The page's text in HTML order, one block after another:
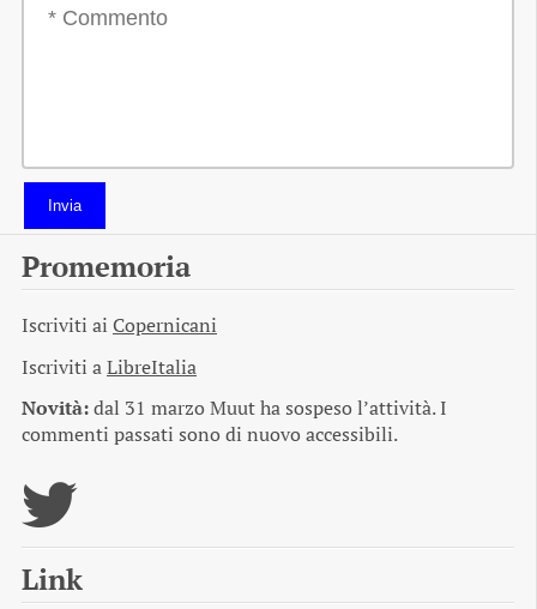
Invia
Promemoria
Iscriviti ai Copernicani
Iscriviti aLibreItalia
Novità:dal 31 marzo Muut ha sospeso l’attività. I
commenti passati sono di nuovo accessibili.
Link